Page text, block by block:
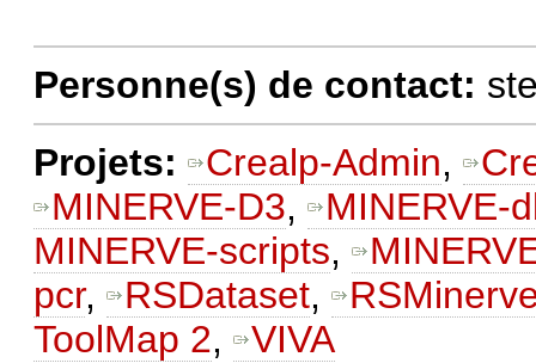
Personne(s) de contact:
Projets:
Crealp-Admin,
MINERVE-D3,
MINERVE-
MINERVE-scripts,
pcr, RSDataset,
ToolMap 2,
VIVA